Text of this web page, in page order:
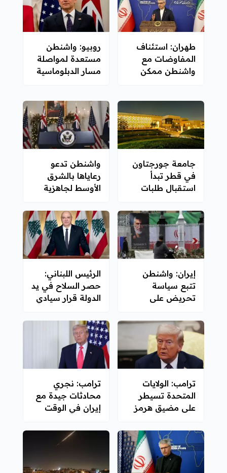
طهران: استئناف
المفاوضات مع
واشنطن ممكن
روبيو: واشنطن
مستعدة لمواصلة
مسار الدبلوماسية
جامعة جورجتاون
في قطر تبدأ
استقبال طلبات
2027
واشنطن تدعو
رعاياها بالشرق
الأوسط لجاهزية
بالمغادرة
إيران: واشنطن
تتبع سياسة
تحريض على
التوترات الإقليمية
الرئيس اللبناني:
حصر السلاح في يد
الدولة قرار سيادي
ترامب: الولايات
المتحدة تسيطر
على مضيق هرمز
ترامب: نجري
محادثات جيدة مع
إيران في الوقت